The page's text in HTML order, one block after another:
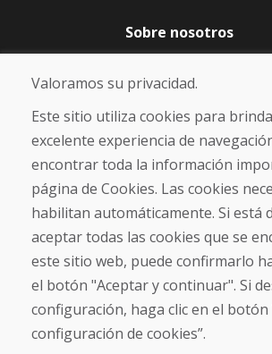
Sobre nosotros
Blog
Sobre nosotros
Comercio
Contacto
Compra
Tienda electrónica
Envío y pago
NORMAS DE RECLAMACIÓN
Devolución y cambio de
Política de privacidad
Cookies
Valoramos su privacidad.
Este sitio utiliza cookies para
excelente experiencia de
encontrar toda la información
página de Cookies. Las cookies
habilitan automáticamente. Si está
aceptar todas las cookies que se
este sitio web, puede confirmarlo
el botón "Aceptar y continuar". Si
configuración, haga clic en el botón
configuración de cookies”.